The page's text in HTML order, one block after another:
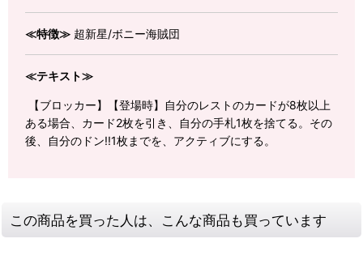
≪特徴≫ 超新星/ボニー海賊団
≪テキスト≫
【ブロッカー】【登場時】自分のレストのカードが8枚以上
ある場合、カード2枚を引き、自分の手札1枚を捨てる。その
後、自分のドン!!1枚までを、アクティブにする。
この商品を買った人は、こんな商品も買っています